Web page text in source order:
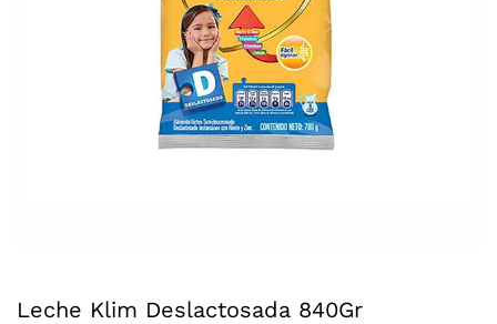
Leche Klim Deslactosada 840Gr